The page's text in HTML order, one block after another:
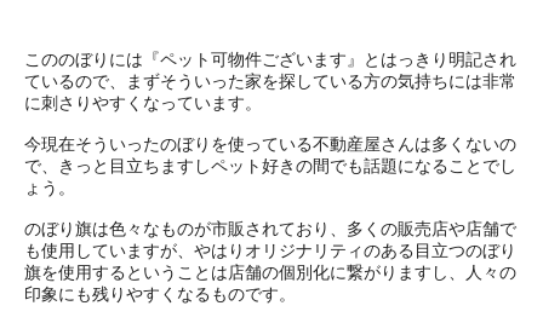
こののぼりには『ペット可物件ございます』とはっきり明記され
ているので、まずそういった家を探している方の気持ちには非常
に刺さりやすくなっています。
今現在そういったのぼりを使っている不動産屋さんは多くないの
で、きっと目立ちますしペット好きの間でも話題になることでし
ょう。
のぼり旗は色々なものが市販されており、多くの販売店や店舗で
も使用していますが、やはりオリジナリティのある目立つのぼり
旗を使用するということは店舗の個別化に繋がりますし、人々の
印象にも残りやすくなるものです。